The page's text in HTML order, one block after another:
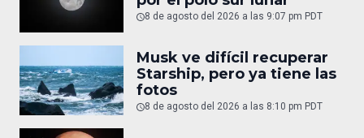
8 de agosto del 2026 a las 9:07 pm PDT
Musk ve difícil recuperar
Starship, pero ya tiene las
fotos
8 de agosto del 2026 a las 8:10 pm PDT